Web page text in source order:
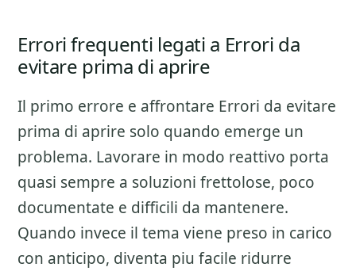
Errori frequenti legati a Errori da
evitare prima di aprire
Il primo errore e affrontare Errori da evitare
prima di aprire solo quando emerge un
problema. Lavorare in modo reattivo porta
quasi sempre a soluzioni frettolose, poco
documentate e difficili da mantenere.
Quando invece il tema viene preso in carico
con anticipo, diventa piu facile ridurre